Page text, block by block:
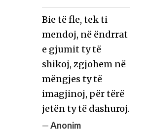
Bie të fle, tek ti
mendoj, në ëndrrat
e gjumit ty të
shikoj, zgjohem në
mëngjes ty të
imagjinoj, për tërë
jetën ty të dashuroj.
—Anonim